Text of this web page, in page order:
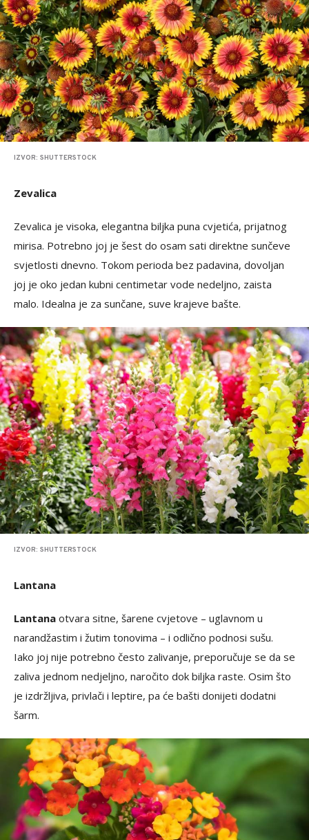
IZVOR: SHUTTERSTOCK
Zevalica
Zevalica je visoka, elegantna biljka puna cvjetića, prijatnog
mirisa. Potrebno joj je šest do osam sati direktne sunčeve
svjetlosti dnevno. Tokom perioda bez padavina, dovoljan
joj je oko jedan kubni centimetar vode nedeljno, zaista
malo. Idealna je za sunčane, suve krajeve bašte.
IZVOR: SHUTTERSTOCK
Lantana
Lantana otvara sitne, šarene cvjetove – uglavnom u
narandžastim i žutim tonovima – i odlično podnosi sušu.
Iako joj nije potrebno često zalivanje, preporučuje se da se
zaliva jednom nedjeljno, naročito dok biljka raste. Osim što
je izdržljiva, privlači i leptire, pa će bašti donijeti dodatni
šarm.